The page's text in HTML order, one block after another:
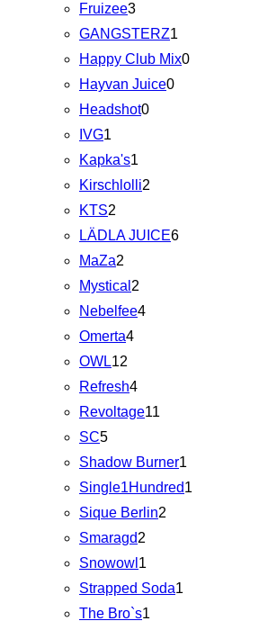
Fruizee3
GANGSTERZ1
Happy Club Mix0
Hayvan Juice0
Headshot0
IVG1
Kapka's1
Kirschlolli2
KTS2
LÄDLA JUICE6
MaZa2
Mystical 2
Nebelfee4
Omerta4
OWL12
Refresh4
Revoltage11
SC5
Shadow Burner1
Single1Hundred1
Sique Berlin2
Smaragd2
Snowowl 1
Strapped Soda1
The Bro`s1